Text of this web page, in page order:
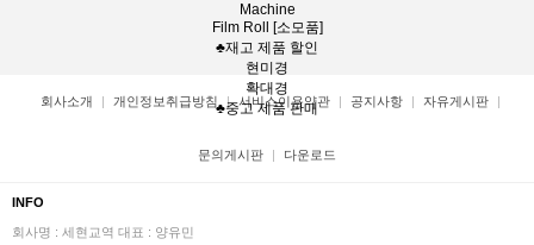
Machine
Film Roll [소모품]
♣재고 제품 할인
현미경
확대경
♣중고 제품 판매
회사소개 개인정보취급방침 서비스이용약관 공지사항 자유게시판
문의게시판 다운로드
INFO
회사명 : 세현교역 대표 : 양유민